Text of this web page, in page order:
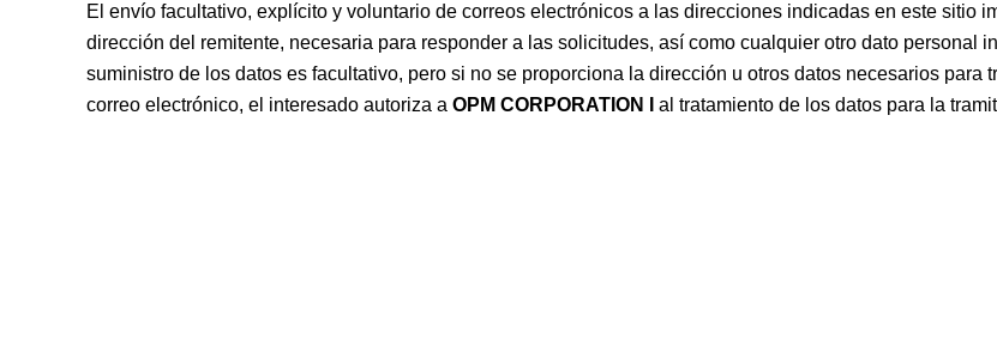
El envío facultativo, explícito y voluntario de correos electrónicos a las direcciones indicadas en este sitio
dirección del remitente, necesaria para responder a las solicitudes, así como cualquier otro dato personal
suministro de los datos es facultativo, pero si no se proporciona la dirección u otros datos necesarios para
correo electrónico, el interesado autoriza a OPM CORPORATION I al tratamiento de los datos para la